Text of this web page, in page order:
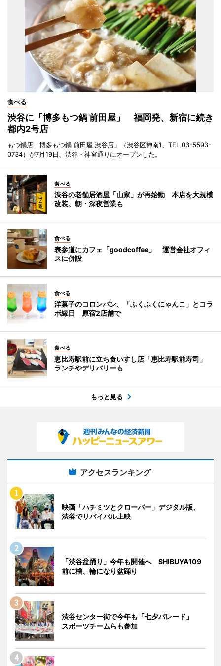
食べる
渋谷に「博多もつ鍋 前田屋」 福岡発、新宿に続き
都内2号店
もつ鍋店「博多もつ鍋 前田屋 渋谷店」（渋谷区神南1、TEL 03-5593-
0734）が7月19日、渋谷・神宮通りにオープンした。
食べる
渋谷の老舗居酒屋「山家」が再始動 本店を大規模
改装、朝・深夜営業も
食べる
表参道にカフェ「goodcoffee」 運営会社オフィ
スに併設
食べる
洋菓子のコロンバン、「ふくふくにゃんこ」とコラ
ボ縁日 原宿2店舗で
食べる
恵比寿駅前に立ち食いすし店「恵比寿駅前寿司」
ランチやデリバリーも
もっと見る
アクセスランキング
映画「ハチミツとクローバー」デジタル版、
渋谷でリバイバル上映
「渋谷盆踊り」今年も開催へ SHIBUYA109
前に櫓、輪になり盆踊り
渋谷センター街で今年も「七夕パレード」
スポーツチームらも参加